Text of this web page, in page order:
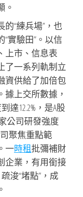
。
“練兵場”，也
實驗田”。以信
上市、信息表
了一系列軌制立
資供給了加倍包
上交所數據，
達12.2%，是A股
公司研發強度
司聚焦重點範
一時租批彌補財
企業，有用銜接
浚“堵點”，成